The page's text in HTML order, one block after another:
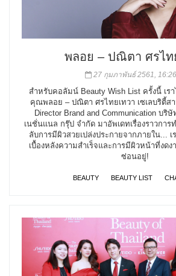
พลอย – ปณิตา ศรไท
27 กุมภาพันธ์ 2561,
สำหรับคอลัมน์ Beauty Wish List ครั้งนี้ เร
คุณพลอย – ปณิตา ศรไทยเทวา เซเลบริตี้สา
Director Brand and Communication บริ
เนชั่นแนล กรุ๊ป จำกัด มาอัพเดทเรื่องราวการ
ลับการมีผิวสวยเปล่งประกายจากภายใน...
เบื้องหลังความสำเร็จและการมีผิวหน้าที่งด
ซ่อนอยู่!
BEAUTY BEAUTY LIST